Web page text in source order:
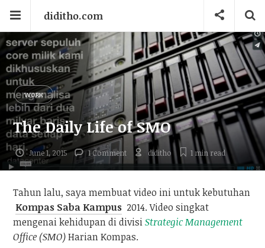
diditho.com
WORK
The Daily Life of SMO
June 1, 2015 1 Comment diditho 1 minread
Tahun lalu, saya membuat video ini untuk kebutuhan
Kompas Saba Kampus 2014. Video singkat
mengenai kehidupan di divisiStrategic Management
Office (SMO)Harian Kompas.